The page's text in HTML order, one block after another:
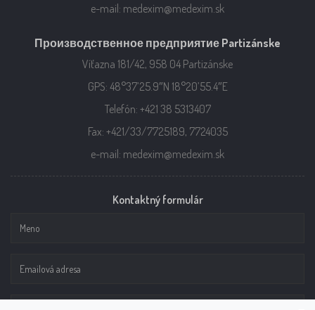
e-mail: medexim@medexim.sk
Производственное предприятие Partizánske
Víťazna 181/42, 958 04 Partizánske
GPS: 48°37’25.9″N 18°20’55.4″E
Telefón: +421 38 5313407
Fax: +421/33/7725189, 7724035
e-mail: medexim@medexim.sk
Kontaktný formulár